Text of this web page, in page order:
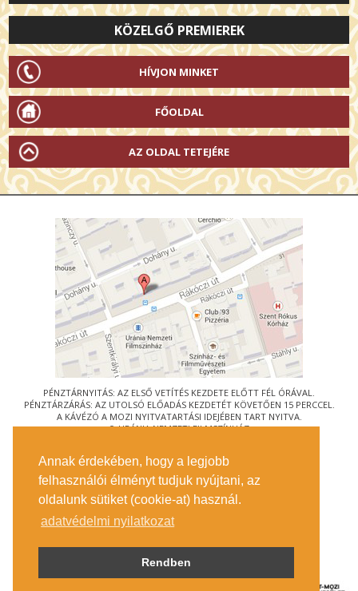
Annak érdekében, hogy a legjobb
felhasználói élményt tudjuk nyújtani, az
oldalunk sütiket (cookie-at) használ.
adatvédelmi nyilatkozat
Rendben
KÖZELGŐ PREMIEREK
HÍVJON MINKET
FŐOLDAL
AZ OLDAL TETEJÉRE
PÉNZTÁRNYITÁS: AZ ELSŐ VETÍTÉS KEZDETE ELŐTT FÉL ÓRÁVAL.
PÉNZTÁRZÁRÁS: AZ UTOLSÓ ELŐADÁS KEZDETÉT KÖVETŐEN 15 PERCCEL.
A KÁVÉZÓ A MOZI NYITVATARTÁSI IDEJÉBEN TART NYITVA.
© URÁNIA NEMZETI FILMSZÍNHÁZ
1088 BUDAPEST, RÁKÓCZI ÚT 21.
MEGKÖZELÍTÉS
JEGYINFORMÁCIÓ
ÍRJON NEKÜNK!
KÖZÉRDEKŰ ADATOK